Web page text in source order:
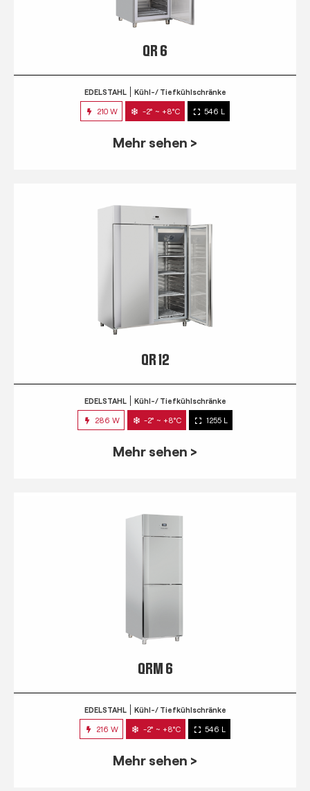
QR 6
EDELSTAHL Kühl-/ Tiefkühlschränke
210 W -2° ~ +8°C 546 L
Mehr sehen >
QR 12
EDELSTAHL Kühl-/ Tiefkühlschränke
286 W -2° ~ +8°C 1255 L
Mehr sehen >
QRM 6
EDELSTAHL Kühl-/ Tiefkühlschränke
216 W -2° ~ +8°C 546 L
Mehr sehen >